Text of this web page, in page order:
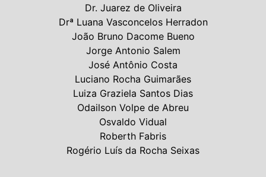
Dr. Juarez de Oliveira
Drª Luana Vasconcelos Herradon
João Bruno Dacome Bueno
Jorge Antonio Salem
José Antônio Costa
Luciano Rocha Guimarães
Luiza Graziela Santos Dias
Odailson Volpe de Abreu
Osvaldo Vidual
Roberth Fabris
Rogério Luís da Rocha Seixas